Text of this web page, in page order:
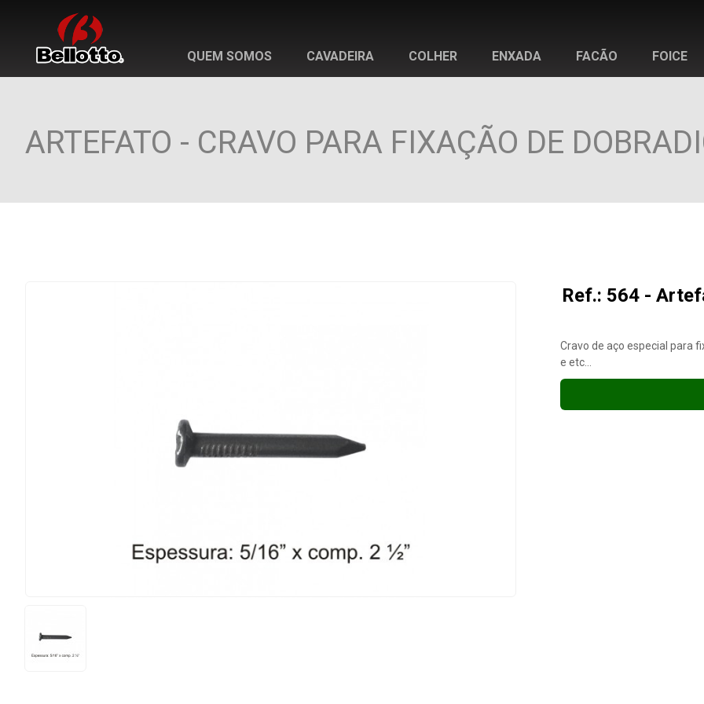
QUEM SOMOS CAVADEIRA COLHER ENXADA FACÃO FOICE
ARTEFATO - CRAVO PARA FIXAÇÃO DE
Ref.: 564 -
Cravo de aço especial para
e etc...